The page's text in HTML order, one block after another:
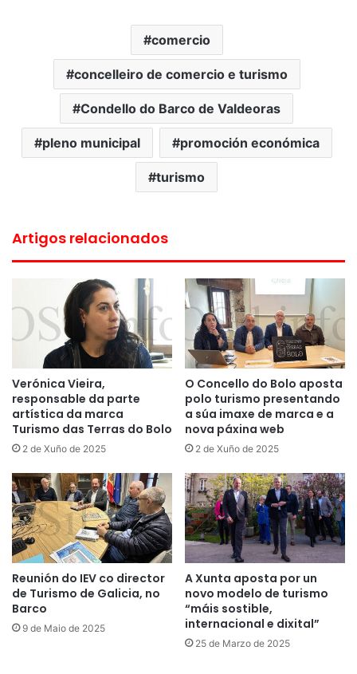
comercio
concelleiro de comercio e turismo
Condello do Barco de Valdeoras
pleno municipal promoción económica
turismo
Artigos relacionados
Verónica Vieira,
responsable da parte
artística da marca
Turismo das Terras do Bolo
2 de Xuño de 2025
O Concello do Bolo aposta
polo turismo presentando
a súa imaxe de marca e a
nova páxina web
2 de Xuño de 2025
Reunión do IEV co director
de Turismo de Galicia, no
Barco
9 de Maio de 2025
A Xunta aposta por un
novo modelo de turismo
“máis sostible,
internacional e dixital”
25 de Marzo de 2025